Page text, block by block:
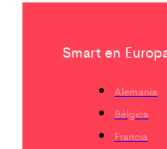
Smart en
Alemania
Bélgica
Francia